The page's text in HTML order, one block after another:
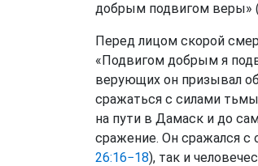
добрым подвигом веры»
Перед лицом скорой
«Подвигом добрым я
верующих он призывал
сражаться с силами
на пути в Дамаск и до
сражение. Он сражался
26:16−18), так и